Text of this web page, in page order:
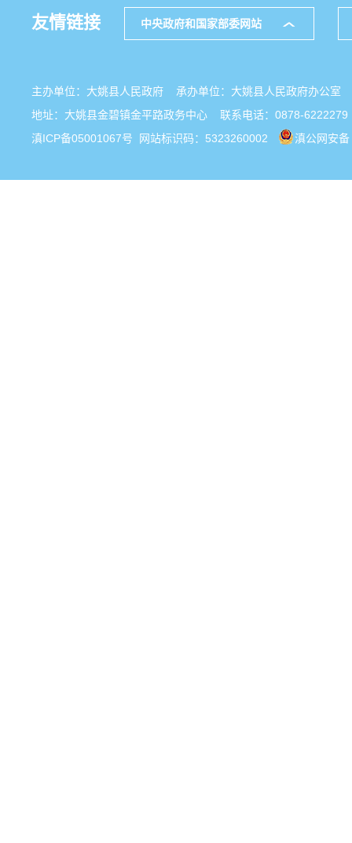
友情链接 中央政府和国家部委网站
主办单位：大姚县人民政府 承办单位：大姚县人民政府办公
地址：大姚县金碧镇金平路政务中心 联系电话：0878-6222279
滇ICP备05001067号 网站标识码：5323260002 滇公网安